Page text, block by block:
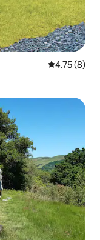
คะแนนเฉลี่ย
4.75 (8)